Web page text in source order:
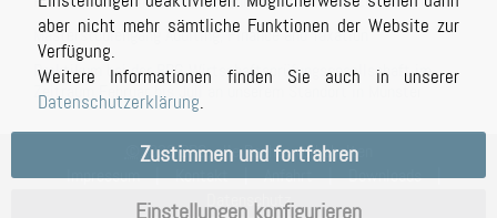
aber nicht mehr sämtliche Funktionen der Website zur
Verfügung.
Weitere Informationen finden Sie auch in unserer
Datenschutzerklärung.
Zustimmen und fortfahren
Einstellungen konfigurieren
Masterstudiengang Auditing, Finance and Taxation
Praktikum bei der BPG Wirtschaftsprüfungsgesellschaft im
Zeitraum Februar bis Juli an unserem Standort in Münster
2023 BPG, alle Rechte vorbehalten
Impressum | Kontakt | Anfahrt | Downloads |
Datenschutz